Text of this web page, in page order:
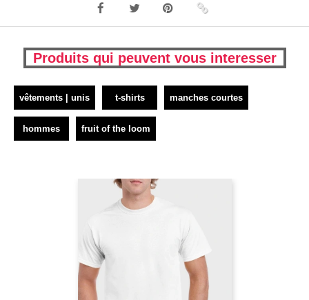
Produits qui peuvent vous interesser
vêtements | unis t-shirts manches courtes
hommes fruit of the loom